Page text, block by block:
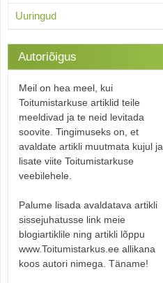
Uuringud
Autoriõigus
Meil on hea meel, kui
Toitumistarkuse artiklid teile
meeldivad ja te neid levitada
soovite. Tingimuseks on, et
avaldate artikli muutmata kujul ja
lisate viite Toitumistarkuse
veebilehele.
Palume lisada avaldatava artikli
sissejuhatusse link meie
blogiartiklile ning artikli lõppu
www.Toitumistarkus.ee allikana
koos autori nimega. Täname!